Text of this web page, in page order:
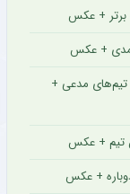
برتر + عکس
+ عکس
تیم‌های مدعی +
تیم + عکس
+ عکس